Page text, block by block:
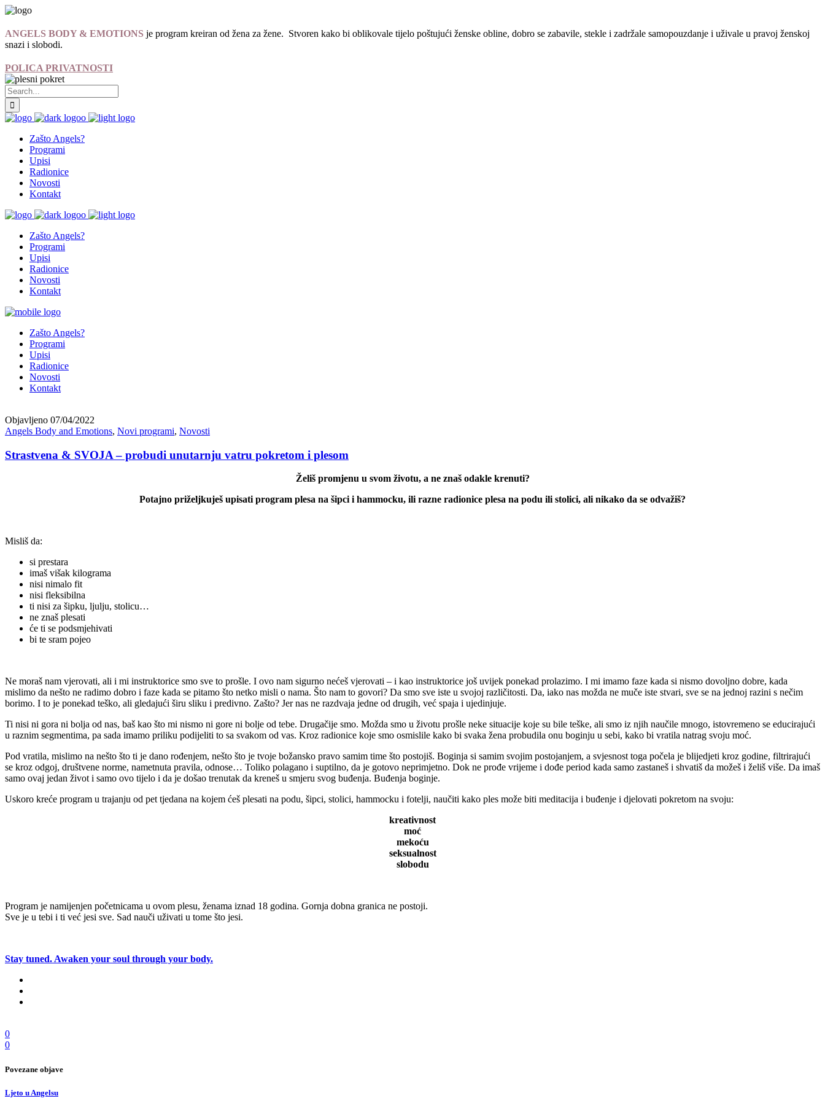
ANGELS BODY & EMOTIONS je program kreiran od žena za žene. Stvoren kako bi oblikovale tijelo poštujući ženske obline, dobro se zabavile, stekle i zadržale samopouzdanje i uživale u pravoj ženskoj
snazi i slobodi.
POLICA PRIVATNOSTI
Zašto Angels?
Programi
Upisi
Radionice
Novosti
Kontakt
Zašto Angels?
Programi
Upisi
Radionice
Novosti
Kontakt
Zašto Angels?
Programi
Upisi
Radionice
Novosti
Kontakt
Objavljeno 07/04/2022
Angels Body and Emotions, Novi programi, Novosti
Strastvena & SVOJA – probudi unutarnju vatru pokretom i plesom
Želiš promjenu u svom životu, a ne znaš odakle krenuti?
Potajno priželjkuješ upisati program plesa na šipci i hammocku, ili razne radionice plesa na podu ili stolici, ali nikako da se odvažiš?
Misliš da:
si prestara
imaš višak kilograma
nisi nimalo fit
nisi fleksibilna
ti nisi za šipku, ljulju, stolicu…
ne znaš plesati
će ti se podsmjehivati
bi te sram pojeo
Ne moraš nam vjerovati, ali i mi instruktorice smo sve to prošle. I ovo nam sigurno nećeš vjerovati – i kao instruktorice još uvijek ponekad prolazimo. I mi imamo faze kada si nismo dovoljno dobre, kada
mislimo da nešto ne radimo dobro i faze kada se pitamo što netko misli o nama. Što nam to govori? Da smo sve iste u svojoj različitosti. Da, iako nas možda ne muče iste stvari, sve se na jednoj razini s nečim
borimo. I to je ponekad teško, ali gledajući širu sliku i predivno. Zašto? Jer nas ne razdvaja jedne od drugih, već spaja i ujedinjuje.
Ti nisi ni gora ni bolja od nas, baš kao što mi nismo ni gore ni bolje od tebe. Drugačije smo. Možda smo u životu prošle neke situacije koje su bile teške, ali smo iz njih naučile mnogo, istovremeno se educirajući
u raznim segmentima, pa sada imamo priliku podijeliti to sa svakom od vas. Kroz radionice koje smo osmislile kako bi svaka žena probudila onu boginju u sebi, kako bi vratila natrag svoju moć.
Pod vratila, mislimo na nešto što ti je dano rođenjem, nešto što je tvoje božansko pravo samim time što postojiš. Boginja si samim svojim postojanjem, a svjesnost toga počela je blijedjeti kroz godine, filtrirajući
se kroz odgoj, društvene norme, nametnuta pravila, odnose… Toliko polagano i suptilno, da je gotovo neprimjetno. Dok ne prođe vrijeme i dođe period kada samo zastaneš i shvatiš da možeš i želiš više. Da imaš
samo ovaj jedan život i samo ovo tijelo i da je došao trenutak da kreneš u smjeru svog buđenja. Buđenja boginje.
Uskoro kreće program u trajanju od pet tjedana na kojem ćeš plesati na podu, šipci, stolici, hammocku i fotelji, naučiti kako ples može biti meditacija i buđenje i djelovati pokretom na svoju:
kreativnost
moć
mekoću
seksualnost
slobodu
Program je namijenjen početnicama u ovom plesu, ženama iznad 18 godina. Gornja dobna granica ne postoji.
Sve je u tebi i ti već jesi sve. Sad nauči uživati u tome što jesi.
Stay tuned. Awaken your soul through your body.
0
0
Povezane objave
Ljeto u Angelsu